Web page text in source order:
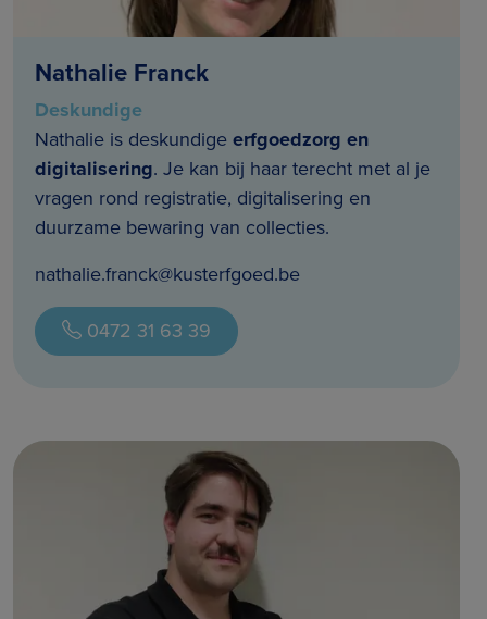
Nathalie Franck
Deskundige
Nathalie is deskundigeerfgoedzorg en
digitalisering. Je kan bij haar terecht met al je
vragen rond registratie, digitalisering en
duurzame bewaring van collecties.
nathalie.franck@kusterfgoed.be
0472 31 63 39